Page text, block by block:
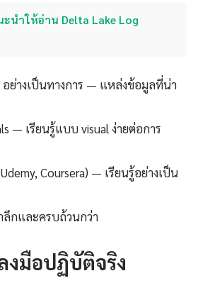
ะนำให้อ่าน Delta Lake Log
ย่างเป็นทางการ — แหล่งข้อมูลที่น่า
— เรียนรู้แบบ visual ง่ายต่อการ
Coursera) — เรียนรู้อย่างเป็น
กและครบถ้วนกว่า
มือปฏิบัติจริง